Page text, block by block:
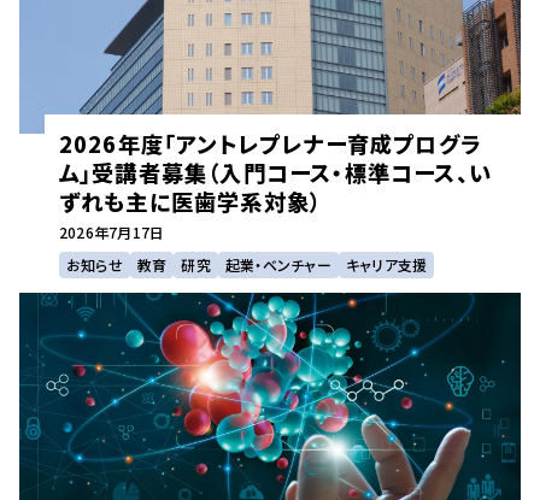
2026年度「アントレプレナー育成プログラ
ム」受講者募集（入門コース・標準コース、い
ずれも主に医歯学系対象）
2026年7月17日
お知らせ
教育 研究 起業・ベンチャー キャリア支援